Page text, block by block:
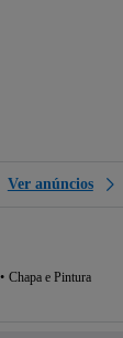
Ver anúncios
Chapa e Pintura